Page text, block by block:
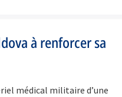
à renforcer sa
médical militaire d’une